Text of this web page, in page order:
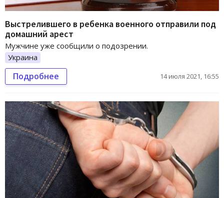
Выстрелившего в ребенка военного отправили под
домашний арест
Мужчине уже сообщили о подозрении.
Украина
Подробнее 14 июля 2021, 16:55